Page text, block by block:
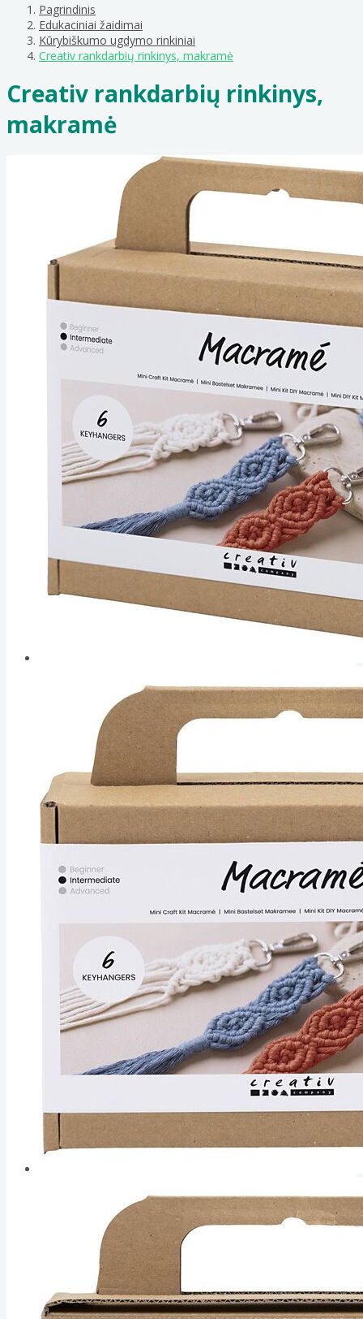
Pagrindinis
Edukaciniai žaidimai
Kūrybiškumo ugdymo rinkiniai
Creativ rankdarbių rinkinys, makramė
Creativ rankdarbių rinkinys,
makramė